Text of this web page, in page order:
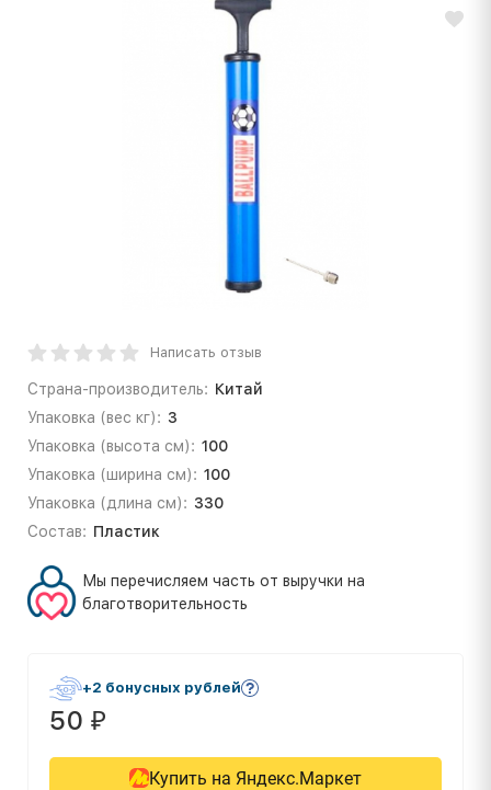
Написать отзыв
Страна-производитель: Китай
Упаковка (вес кг): 3
Упаковка (высота см): 100
Упаковка (ширина см): 100
Упаковка (длина см): 330
Состав: Пластик
Мы перечисляем часть от выручки на
благотворительность
+2 бонусных рублей
50 ₽
Купить на Яндекс.Маркет